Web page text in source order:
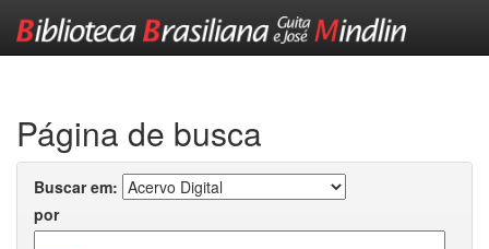
Página de busca
Buscar em:
por